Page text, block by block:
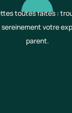
toutes faites :
sereinement votre
parent.